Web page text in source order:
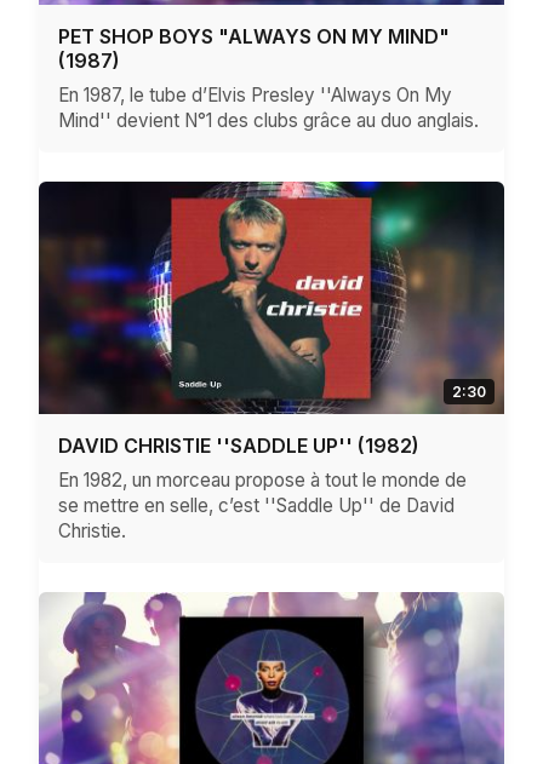
PET SHOP BOYS "ALWAYS ON MY MIND"
(1987)
En 1987, le tube d’Elvis Presley ''Always On My
Mind'' devient N°1 des clubs grâce au duo anglais.
2:30
DAVID CHRISTIE ''SADDLE UP'' (1982)
En 1982, un morceau propose à tout le monde de
se mettre en selle, c’est ''Saddle Up'' de David
Christie.